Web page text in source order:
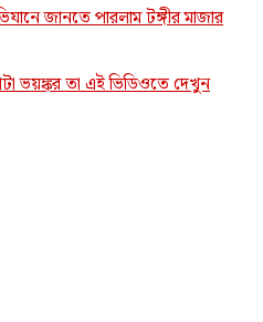
জানতে পারলাম টঙ্গীর মাজার
ভয়ঙ্কর তা এই ভিডিওতে দেখুন